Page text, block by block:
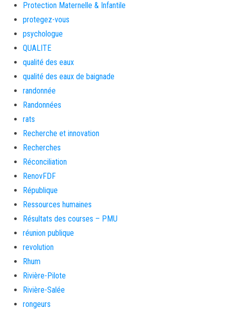
Protection Maternelle & Infantile
protegez-vous
psychologue
QUALITE
qualité des eaux
qualité des eaux de baignade
randonnée
Randonnées
rats
Recherche et innovation
Recherches
Réconciliation
RenovFDF
République
Ressources humaines
Résultats des courses – PMU
réunion publique
revolution
Rhum
Rivière-Pilote
Rivière-Salée
rongeurs